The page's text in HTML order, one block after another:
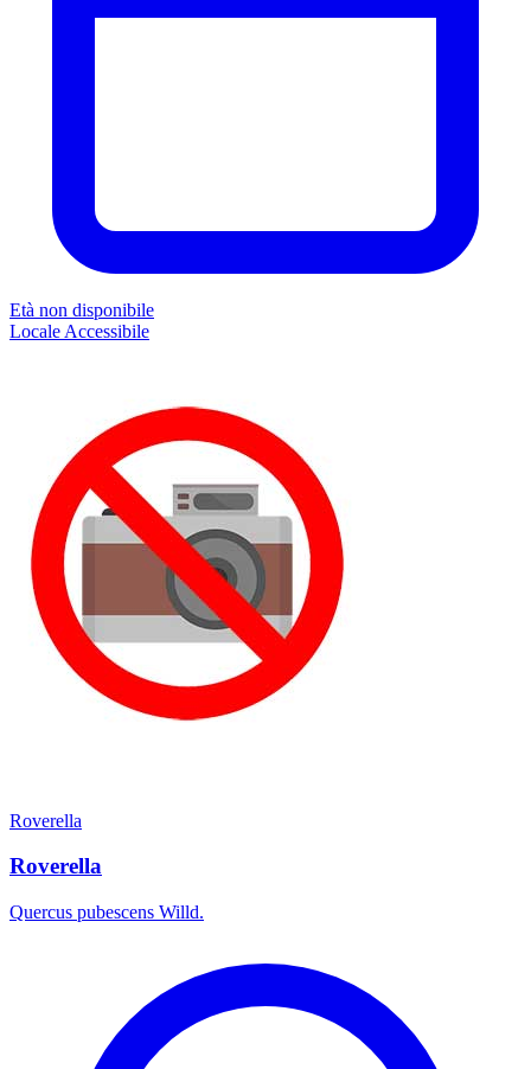
Età non disponibile
Locale Accessibile
Roverella
Roverella
Quercus pubescens Willd.